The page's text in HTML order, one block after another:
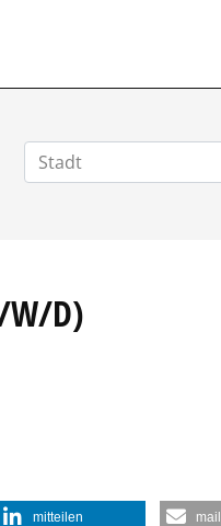
W/D)
mitteilen mail